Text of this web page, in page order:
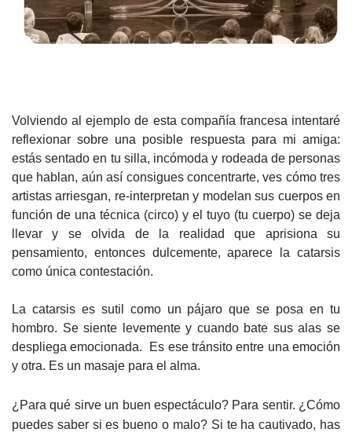
Volviendo al ejemplo de esta compañía francesa intentaré
reflexionar sobre una posible respuesta para mi amiga:
estás sentado en tu silla, incómoda y rodeada de personas
que hablan, aún así consigues concentrarte, ves cómo tres
artistas arriesgan, re-interpretan y modelan sus cuerpos en
función de una técnica (circo) y el tuyo (tu cuerpo) se deja
llevar y se olvida de la realidad que aprisiona su
pensamiento, entonces dulcemente, aparece la catarsis
como única contestación.
La catarsis es sutil como un pájaro que se posa en tu
hombro. Se siente levemente y cuando bate sus alas se
despliega emocionada.
Es ese tránsito entre una emoción
y otra. Es un masaje para el alma.
¿Para qué sirve un buen espectáculo? Para sentir. ¿Cómo
puedes saber si es bueno o malo? Si te ha cautivado, has